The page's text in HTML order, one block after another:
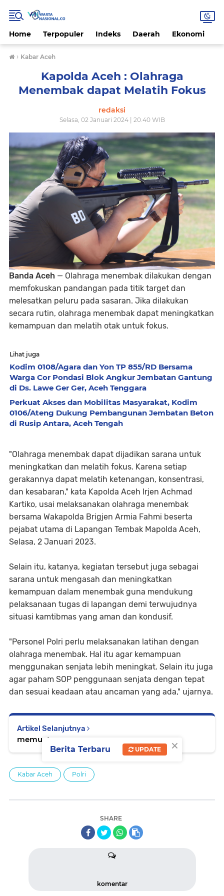
Home Terpopuler Indeks Daerah Ekonomi
› Kabar Aceh
Kapolda Aceh : Olahraga
Menembak dapat Melatih Fokus
redaksi
Selasa, 02 Januari 2024 | 20.40 WIB
Banda Aceh — Olahraga menembak dilakukan dengan
memfokuskan pandangan pada titik target dan
melesatkan peluru pada sasaran. Jika dilakukan
secara rutin, olahraga menembak dapat meningkatkan
kemampuan dan melatih otak untuk fokus.
Lihat juga
Kodim 0108/Agara dan Yon TP 855/RD Bersama
Warga Cor Pondasi Blok Angkur Jembatan Gantung
di Ds. Lawe Ger Ger, Aceh Tenggara
Perkuat Akses dan Mobilitas Masyarakat, Kodim
0106/Ateng Dukung Pembangunan Jembatan Beton
di Rusip Antara, Aceh Tengah
"Olahraga menembak dapat dijadikan sarana untuk
meningkatkan dan melatih fokus. Karena setiap
gerakannya dapat melatih ketenangan, konsentrasi,
dan kesabaran," kata Kapolda Aceh Irjen Achmad
Kartiko, usai melaksanakan olahraga menembak
bersama Wakapolda Brigjen Armia Fahmi beserta
pejabat utama di Lapangan Tembak Mapolda Aceh,
Selasa, 2 Januari 2023.
Selain itu, katanya, kegiatan tersebut juga sebagai
sarana untuk mengasah dan meningkatkan
kemampuan dalam menembak guna mendukung
pelaksanaan tugas di lapangan demi terwujudnya
situasi kamtibmas yang aman dan kondusif.
"Personel Polri perlu melaksanakan latihan dengan
olahraga menembak. Hal itu agar kemampuan
menggunakan senjata lebih meningkat. Selain itu juga
agar paham SOP penggunaan senjata dengan tepat
dan sesuai keadaan atau ancaman yang ada," ujarnya.
Artikel Selanjutnya
memuat...
Kabar Aceh Polri
SHARE
komentar
×
Berita Terbaru UPDATE